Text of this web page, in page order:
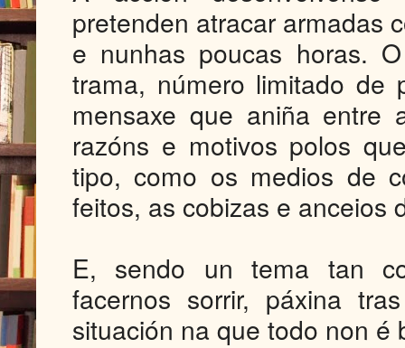
pretenden atracar armadas
e nunhas poucas horas.
trama, número limitado de
mensaxe que aniña entre
razóns e motivos polos
tipo, como os medios de
feitos, as cobizas e
E, sendo un tema tan
facernos sorrir, páxina
situación na que todo non